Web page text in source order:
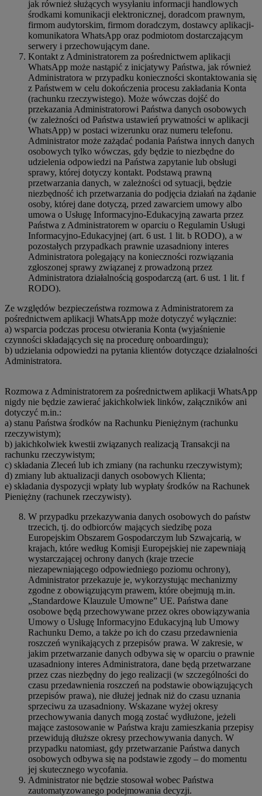
jak również służących wysyłaniu informacji handlowych
środkami komunikacji elektronicznej, doradcom prawnym,
firmom audytorskim, firmom doradczym, dostawcy aplikacji-
komunikatora WhatsApp oraz podmiotom dostarczającym
serwery i przechowującym dane.
Kontakt z Administratorem za pośrednictwem aplikacji
WhatsApp może nastąpić z inicjatywy Państwa, jak również
Administratora w przypadku konieczności skontaktowania się
z Państwem w celu dokończenia procesu zakładania Konta
(rachunku rzeczywistego). Może wówczas dojść do
przekazania Administratorowi Państwa danych osobowych
(w zależności od Państwa ustawień prywatności w aplikacji
WhatsApp) w postaci wizerunku oraz numeru telefonu.
Administrator może zażądać podania Państwa innych danych
osobowych tylko wówczas, gdy będzie to niezbędne do
udzielenia odpowiedzi na Państwa zapytanie lub obsługi
sprawy, której dotyczy kontakt. Podstawą prawną
przetwarzania danych, w zależności od sytuacji, będzie
niezbędność ich przetwarzania do podjęcia działań na żądanie
osoby, której dane dotyczą, przed zawarciem umowy albo
umowa o Usługę Informacyjno-Edukacyjną zawarta przez
Państwa z Administratorem w oparciu o Regulamin Usługi
Informacyjno-Edukacyjnej (art. 6 ust. 1 lit. b RODO), a w
pozostałych przypadkach prawnie uzasadniony interes
Administratora polegający na konieczności rozwiązania
zgłoszonej sprawy związanej z prowadzoną przez
Administratora działalnością gospodarczą (art. 6 ust. 1 lit. f
RODO).
Ze względów bezpieczeństwa rozmowa z Administratorem za
pośrednictwem aplikacji WhatsApp może dotyczyć wyłącznie:
a) wsparcia podczas procesu otwierania Konta (wyjaśnienie
czynności składających się na procedurę onboardingu);
b) udzielania odpowiedzi na pytania klientów dotyczące działalności
Administratora.
Rozmowa z Administratorem za pośrednictwem aplikacji WhatsApp
nigdy nie będzie zawierać jakichkolwiek linków, załączników ani
dotyczyć m.in.:
a) stanu Państwa środków na Rachunku Pieniężnym (rachunku
rzeczywistym);
b) jakichkolwiek kwestii związanych realizacją Transakcji na
rachunku rzeczywistym;
c) składania Zleceń lub ich zmiany (na rachunku rzeczywistym);
d) zmiany lub aktualizacji danych osobowych Klienta;
e) składania dyspozycji wpłaty lub wypłaty środków na Rachunek
Pieniężny (rachunek rzeczywisty).
W przypadku przekazywania danych osobowych do państw
trzecich, tj. do odbiorców mających siedzibę poza
Europejskim Obszarem Gospodarczym lub Szwajcarią, w
krajach, które według Komisji Europejskiej nie zapewniają
wystarczającej ochrony danych (kraje trzecie
niezapewniającego odpowiedniego poziomu ochrony),
Administrator przekazuje je, wykorzystując mechanizmy
zgodne z obowiązującym prawem, które obejmują m.in.
„Standardowe Klauzule Umowne” UE. Państwa dane
osobowe będą przechowywane przez okres obowiązywania
Umowy o Usługę Informacyjno Edukacyjną lub Umowy
Rachunku Demo, a także po ich do czasu przedawnienia
roszczeń wynikających z przepisów prawa. W zakresie, w
jakim przetwarzanie danych odbywa się w oparciu o prawnie
uzasadniony interes Administratora, dane będą przetwarzane
przez czas niezbędny do jego realizacji (w szczególności do
czasu przedawnienia roszczeń na podstawie obowiązujących
przepisów prawa), nie dłużej jednak niż do czasu uznania
sprzeciwu za uzasadniony. Wskazane wyżej okresy
przechowywania danych mogą zostać wydłużone, jeżeli
mające zastosowanie w Państwa kraju zamieszkania przepisy
przewidują dłuższe okresy przechowywania danych. W
przypadku natomiast, gdy przetwarzanie Państwa danych
osobowych odbywa się na podstawie zgody – do momentu
jej skutecznego wycofania.
Administrator nie będzie stosował wobec Państwa
zautomatyzowanego podejmowania decyzji.